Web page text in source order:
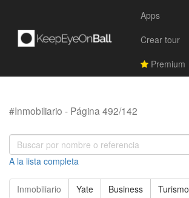
Apps
Crear tour
Premium
#Inmobiliario - Página 492/142
A la lista completa
Inmobiliario Yate Business Turismo